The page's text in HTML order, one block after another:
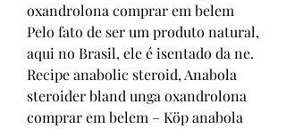
oxandrolona comprar em belem
Pelo fato de ser um produto natural,
aqui no Brasil, ele é isentado da ne.
Recipe anabolic steroid, Anabola
steroider bland unga oxandrolona
comprar em belem – Köp anabola